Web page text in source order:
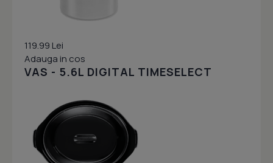
119.99 Lei
Adauga in cos
VAS - 5.6L DIGITAL TIMESELECT